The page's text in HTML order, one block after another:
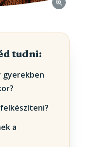
tudni:
gyerekben
a